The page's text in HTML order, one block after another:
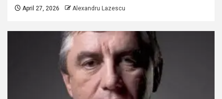
April 27, 2026 Alexandru Lazescu